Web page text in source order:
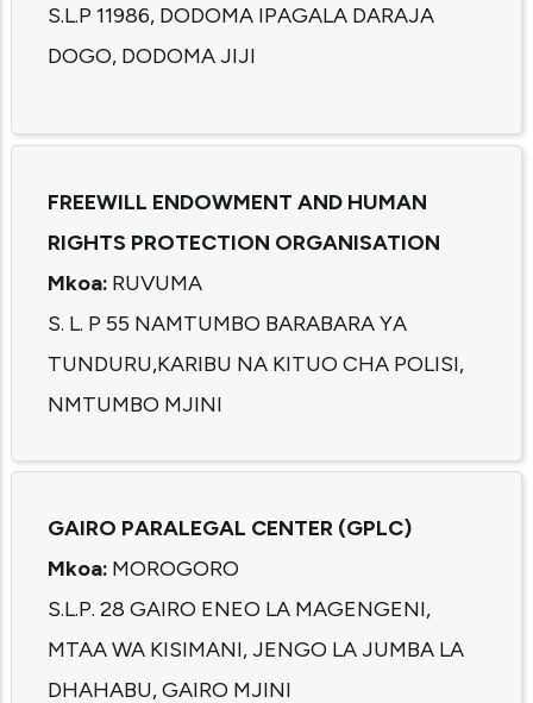
S.L.P 11986, DODOMA IPAGALA DARAJA
DOGO, DODOMA JIJI
FREEWILL ENDOWMENT AND HUMAN
RIGHTS PROTECTION ORGANISATION
Mkoa: RUVUMA
S. L. P 55 NAMTUMBO BARABARA YA
TUNDURU,KARIBU NA KITUO CHA POLISI,
NMTUMBO MJINI
GAIRO PARALEGAL CENTER (GPLC)
Mkoa: MOROGORO
S.L.P. 28 GAIRO ENEO LA MAGENGENI,
MTAA WA KISIMANI, JENGO LA JUMBA LA
DHAHABU, GAIRO MJINI